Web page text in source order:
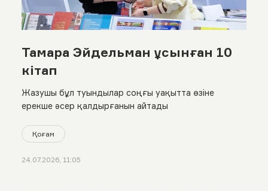
Тамара Эйдельман ұсынған 10
кітап
Жазушы бұл туындылар соңғы уақытта өзіне
ерекше әсер қалдырғанын айтады
Қоғам
24.07.2026, 11:05